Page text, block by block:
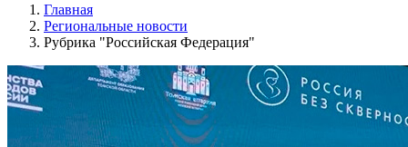
Главная
Pегиональные новости
Рубрика "Российская Федерация"